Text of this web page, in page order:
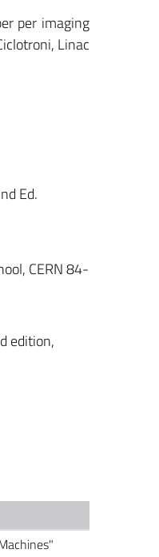
per imaging
Linac
Ed.
CERN 84-
edition,